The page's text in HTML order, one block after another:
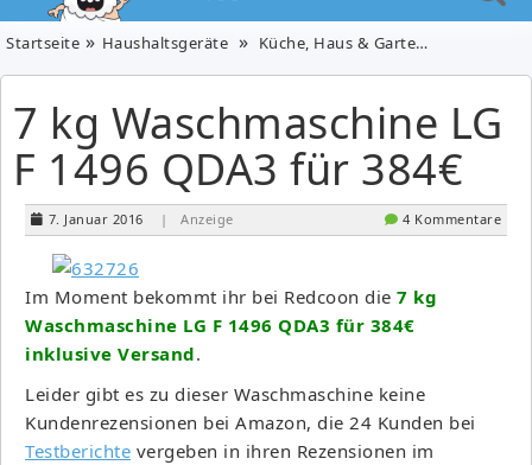
Startseite Haushaltsgeräte Küche, Haus & Garten
7 kg Waschmaschine LG
F 1496 QDA3 für 384€
7. Januar 2016 | Anzeige 4 Kommentare
Im Moment bekommt ihr bei Redcoon die 7 kg
Waschmaschine LG F 1496 QDA3 für 384€
inklusive Versand.
Leider gibt es zu dieser Waschmaschine keine
Kundenrezensionen bei Amazon, die 24 Kunden bei
Testberichte vergeben in ihren Rezensionen im